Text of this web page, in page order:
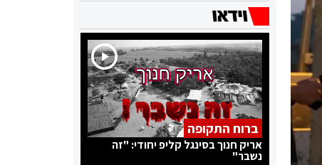
ברוח התקופה
אריק חנוך בסינגל קליפ יחודי: "זה
נשבר"